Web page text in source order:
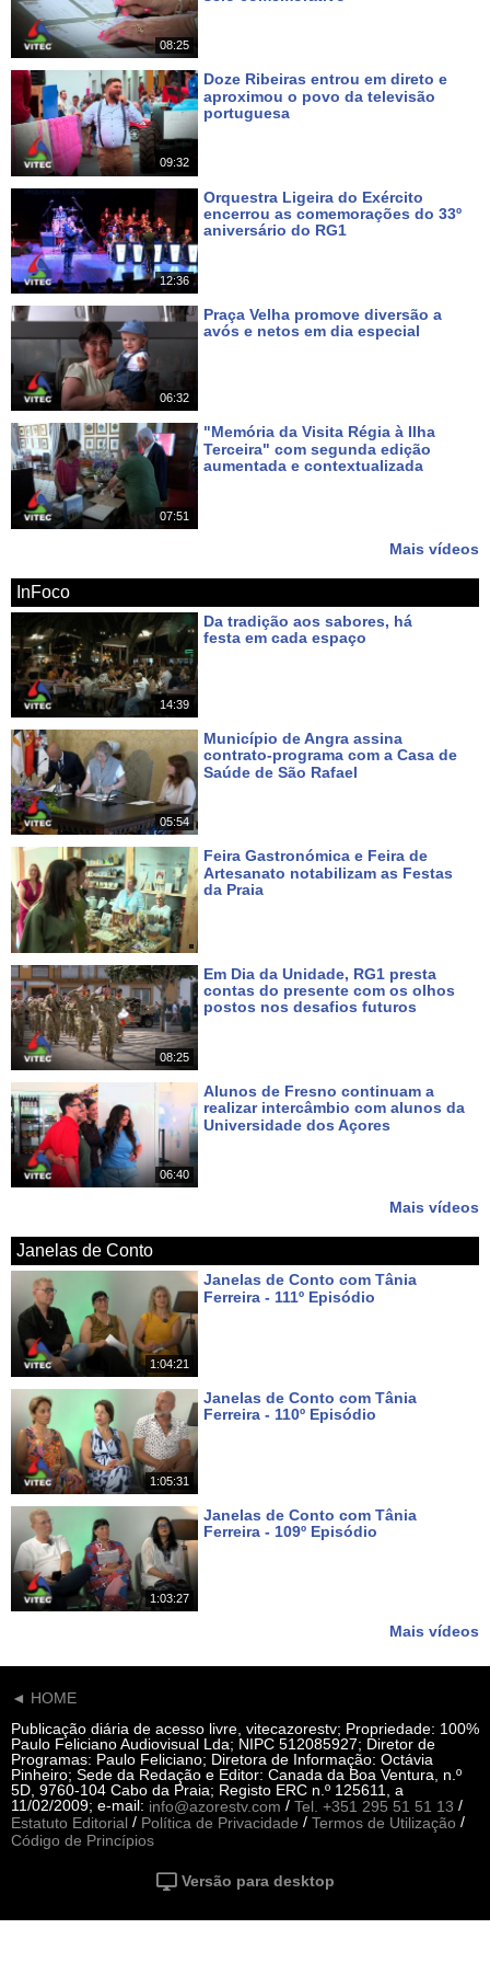
08:25
09:32
Doze Ribeiras entrou em direto e
aproximou o povo da televisão
portuguesa
12:36
Orquestra Ligeira do Exército
encerrou as comemorações do 33º
aniversário do RG1
06:32
Praça Velha promove diversão a
avós e netos em dia especial
07:51
"Memória da Visita Régia à Ilha
Terceira" com segunda edição
aumentada e contextualizada
Mais vídeos
InFoco
14:39
Da tradição aos sabores, há
festa em cada espaço
05:54
Município de Angra assina
contrato-programa com a Casa de
Saúde de São Rafael
Feira Gastronómica e Feira de
Artesanato notabilizam as Festas
da Praia
08:25
Em Dia da Unidade, RG1 presta
contas do presente com os olhos
postos nos desafios futuros
06:40
Alunos de Fresno continuam a
realizar intercâmbio com alunos da
Universidade dos Açores
Mais vídeos
Janelas de Conto
1:04:21
Janelas de Conto com Tânia
Ferreira - 111º Episódio
1:05:31
Janelas de Conto com Tânia
Ferreira - 110º Episódio
1:03:27
Janelas de Conto com Tânia
Ferreira - 109º Episódio
Mais vídeos
◄ HOME
Publicação diária de acesso livre, vitecazorestv; Propriedade: 100%
Paulo Feliciano Audiovisual Lda; NIPC 512085927; Diretor de
Programas: Paulo Feliciano; Diretora de Informação: Octávia
Pinheiro; Sede da Redação e Editor: Canada da Boa Ventura, n.º
5D, 9760-104 Cabo da Praia; Registo ERC n.º 125611, a
11/02/2009; e-mail: info@azorestv.com / Tel. +351 295 51 51 13 /
Estatuto Editorial / Política de Privacidade / Termos de Utilização /
Código de Princípios
Versão para desktop